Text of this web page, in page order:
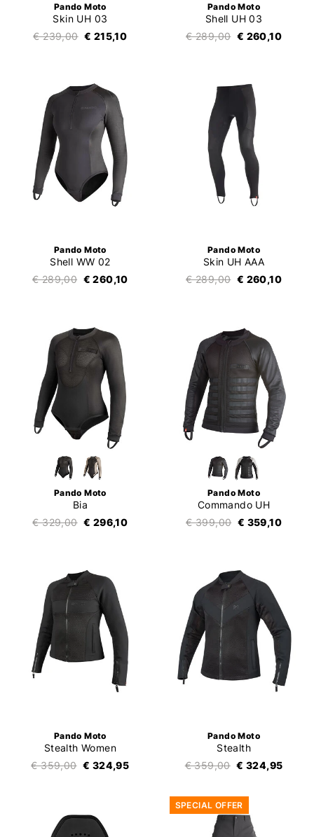
Pando Moto
Skin UH 03
€ 239,00 € 215,10
Pando Moto
Shell UH 03
€ 289,00 € 260,10
Pando Moto
Shell WW 02
€ 289,00 € 260,10
Pando Moto
Skin UH AAA
€ 289,00 € 260,10
Pando Moto
Bia
€ 329,00 € 296,10
Pando Moto
Commando UH
€ 399,00 € 359,10
Pando Moto
Stealth Women
€ 359,00 € 324,95
Pando Moto
Stealth
€ 359,00 € 324,95
SPECIAL OFFER